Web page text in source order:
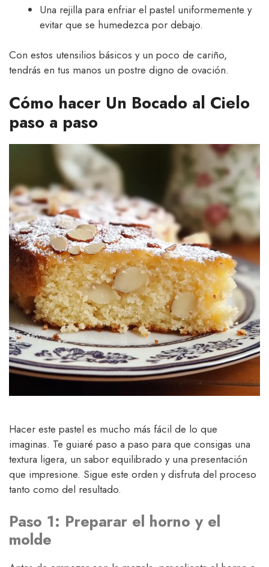
Una rejilla para enfriar el pastel uniformemente y
evitar que se humedezca por debajo.
Con estos utensilios básicos y un poco de cariño,
tendrás en tus manos un postre digno de ovación.
Cómo hacer Un Bocado al Cielo
paso a paso
Hacer este pastel es mucho más fácil de lo que
imaginas. Te guiaré paso a paso para que consigas una
textura ligera, un sabor equilibrado y una presentación
que impresione. Sigue este orden y disfruta del proceso
tanto como del resultado.
Paso 1: Preparar el horno y el
molde